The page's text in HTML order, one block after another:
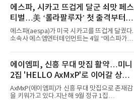
에스파, 시카고 뜨겁게 달군 쇠맛 페스
티벌…美 ‘롤라팔루자’ 첫 출격부터
증명한 존재감
에스파(aespa)가 미국 시카고를 뜨겁게 달궜다.
소속사 에스엠엔터테인먼트는 4일 “에스파가
서 열린 ‘롤라팔루자 시카고’(Lollapalooza
Chicago)의 알리안츠 스테이지에 올랐다”며
“총 14곡으로 구성된 세트리스트를 선사, 데뷔 7
년 차다운 노련한 무대 매너와 파워풀한 에너지
로 현장의 분위기를 압도했다”고 밝혔다.1991
년 시작된 ‘롤라팔루자’는 8개 스테이지, 170여
팀의 아티스트와 40만 명 이상의 관객이 운집하
에이엠피, 신흥 무대 맛집 활약…미니
2집 'HELLO AxMxP'로 이어갈 상승
세
AxMxP(에이엠피)가 신흥 무대 맛집으로 존재감
을 키워가고 있다.지난해 9월 정규 1집